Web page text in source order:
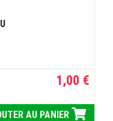
1,00 €
AU PANIER